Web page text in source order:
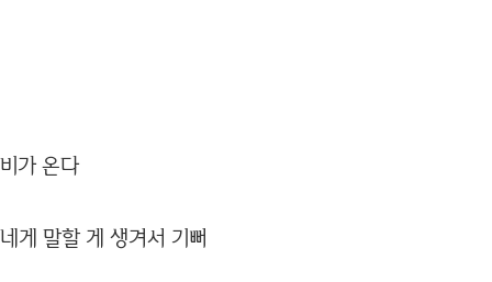
비가 온다
네게 말할 게 생겨서 기뻐